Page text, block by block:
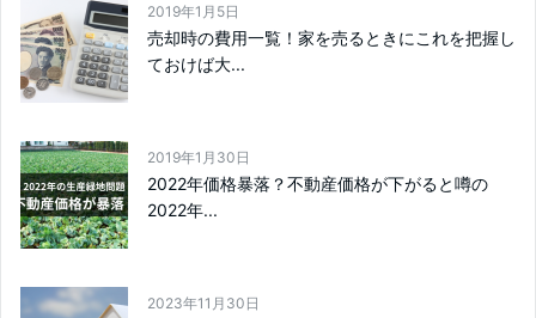
2019年1月5日
売却時の費用一覧！家を売るときにこれを把握し
ておけば大...
2019年1月30日
2022年価格暴落？不動産価格が下がると噂の
2022年...
2023年11月30日